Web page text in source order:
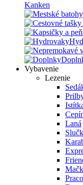
Kanken
Vybavenie
Lezenie
Laná